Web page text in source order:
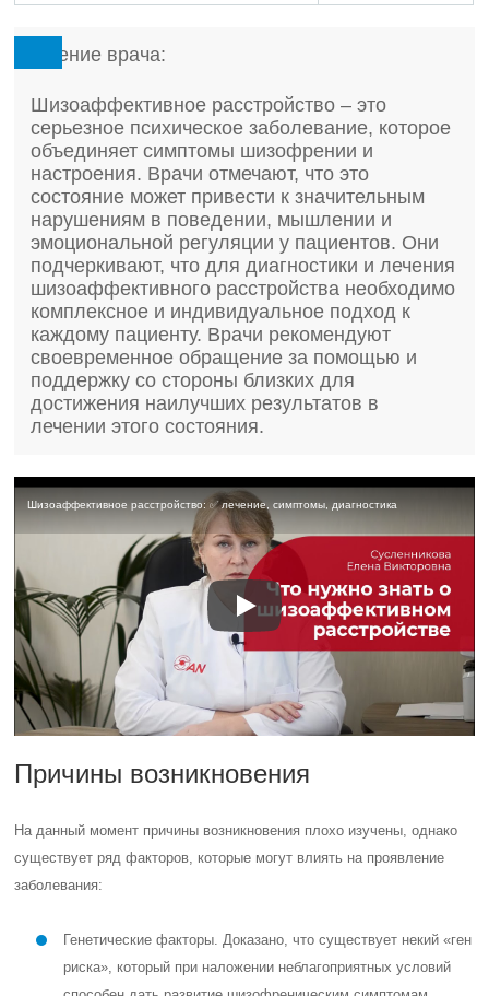
Мнение врача:
Шизоаффективное расстройство – это
серьезное психическое заболевание, которое
объединяет симптомы шизофрении и
настроения. Врачи отмечают, что это
состояние может привести к значительным
нарушениям в поведении, мышлении и
эмоциональной регуляции у пациентов. Они
подчеркивают, что для диагностики и лечения
шизоаффективного расстройства необходимо
комплексное и индивидуальное подход к
каждому пациенту. Врачи рекомендуют
своевременное обращение за помощью и
поддержку со стороны близких для
достижения наилучших результатов в
лечении этого состояния.
Шизоаффективное расстройство: ✅ лечение, симптомы, диагностика
Причины возникновения
На данный момент причины возникновения плохо изучены, однако
существует ряд факторов, которые могут влиять на проявление
заболевания:
Генетические факторы. Доказано, что существует некий «ген
риска», который при наложении неблагоприятных условий